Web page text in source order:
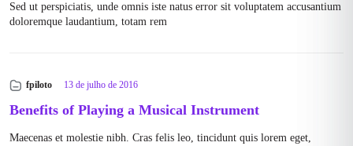
Sed ut perspiciatis, unde omnis iste natus error sit voluptatem accusantium
doloremque laudantium, totam rem
fpiloto 13 de julho de 2016
Benefits of Playing a Musical Instrument
Maecenas et molestie nibh. Cras felis leo, tincidunt quis lorem eget,